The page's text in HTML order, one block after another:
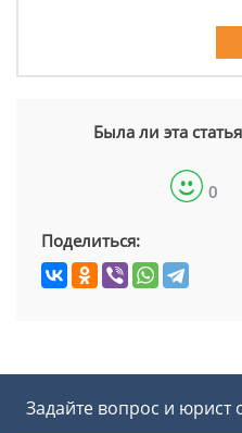
Была ли эта
0
Поделиться:
Задайте вопрос и юрист